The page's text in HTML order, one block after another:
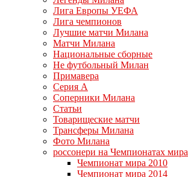
Лига Европы УЕФА
Лига чемпионов
Лучшие матчи Милана
Матчи Милана
Национальные сборные
Не футбольный Милан
Примавера
Серия А
Соперники Милана
Статьи
Товарищеские матчи
Трансферы Милана
Фото Милана
россонери на Чемпионатах мира
Чемпионат мира 2010
Чемпионат мира 2014